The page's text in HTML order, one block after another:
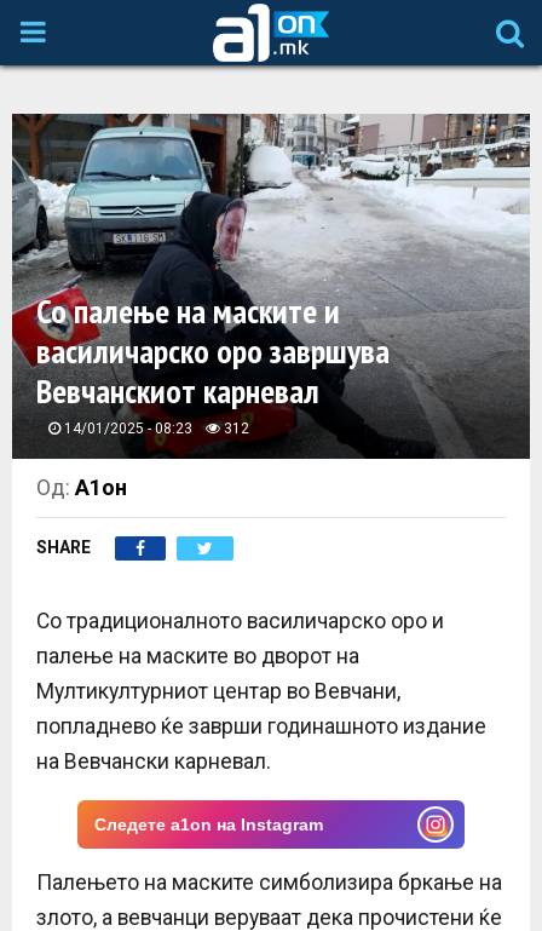
P
I
M
A
R
M
E
N
U
Со палење на маските и
василичарско оро завршува
Вевчанскиот карневал
14/01/2025 - 08:23 312
Од:А1он
SHARE
Со традиционалното василичарско оро и
палење на маските во дворот на
Мултикултурниот центар во Вевчани,
попладнево ќе заврши годинашното издание
на Вевчански карневал.
Следете a1on на Instagram
Палењето на маските симболизира бркање на
злото, а вевчанци веруваат дека прочистени ќе